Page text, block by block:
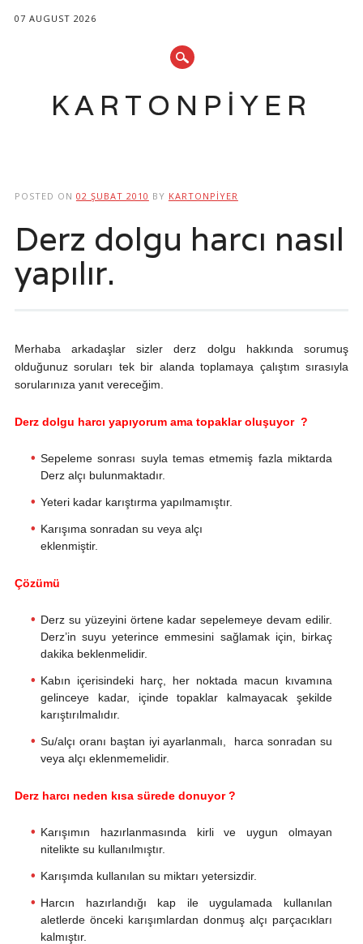
07 AUGUST 2026
KARTONPIYER
POSTED ON 02 ŞUBAT 2010 BY KARTONPIYER
Derz dolgu harcı nasıl
yapılır.
Merhaba arkadaşlar sizler derz dolgu hakkında sorumuş
olduğunuz soruları tek bir alanda toplamaya çalıştım sırasıyla
sorularınıza yanıt vereceğim.
Derz dolgu harcı yapıyorum ama topaklar oluşuyor ?
Sepeleme sonrası suyla temas etmemiş fazla miktarda
Derz alçı bulunmaktadır.
Yeteri kadar karıştırma yapılmamıştır.
Karışıma sonradan su veya alçı
eklenmiştir.
Çözümü
Derz su yüzeyini örtene kadar sepelemeye devam edilir.
Derz’in suyu yeterince emmesini sağlamak için, birkaç
dakika beklenmelidir.
Kabın içerisindeki harç, her noktada macun kıvamına
gelinceye kadar, içinde topaklar kalmayacak şekilde
karıştırılmalıdır.
Su/alçı oranı baştan iyi ayarlanmalı, harca sonradan su
veya alçı eklenmemelidir.
Derz harcı neden kısa sürede donuyor ?
Karışımın hazırlanmasında kirli ve uygun olmayan
nitelikte su kullanılmıştır.
Karışımda kullanılan su miktarı yetersizdir.
Harcın hazırlandığı kap ile uygulamada kullanılan
aletlerde önceki karışımlardan donmuş alçı parçacıkları
kalmıştır.